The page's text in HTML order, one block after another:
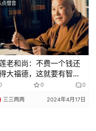
点僧音
老和尚：不费一个钱还
大福德，这就要有智慧
0 0
三三两两 2024年4月17日